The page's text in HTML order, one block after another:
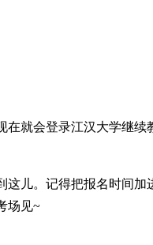
就会登录江汉大学继
这儿。记得把报名时间
场见~